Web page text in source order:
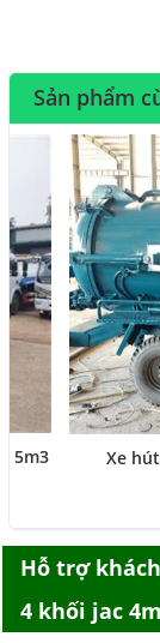
Sản phẩm
5m3 Xe
Hỗ trợ
4 khối jac